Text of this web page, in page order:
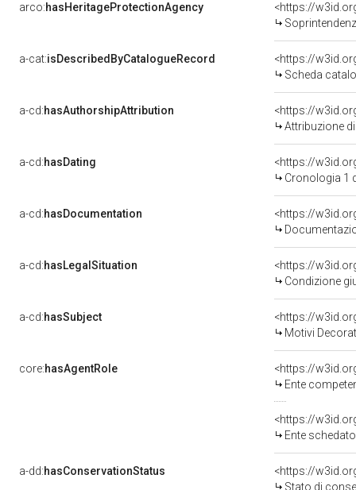
arco:hasHeritageProtectionAgency
<https://
a-cat:isDescribedByCatalogueRecord
<https://
Scheda
a-cd:hasAuthorshipAttribution
Attribuzione
a-cd:hasDating
<https://
Cronologia 1
a-cd:hasDocumentation
a-cd:hasLegalSituation
Condizione
a-cd:hasSubject
<https://
Motivi
core:hasAgentRole
<https://
Ente competente
<https://
Ente schedatore
a-dd:hasConservationStatus
<https://
Stato di